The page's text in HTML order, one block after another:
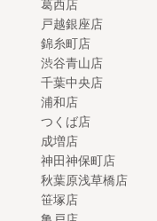
葛西店
戸越銀座店
錦糸町店
渋谷青山店
千葉中央店
浦和店
つくば店
成増店
神田神保町店
秋葉原浅草橋店
笹塚店